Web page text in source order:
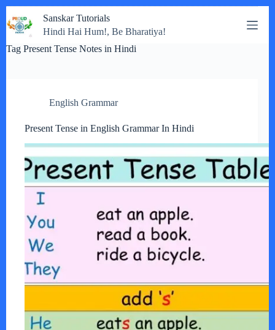
to
content
Sanskar Tutorials
Hindi Hai Hum!, Be Bharatiya!
Tag Present Tense Notes in Hindi
English Grammar
Present Tense in English Grammar In Hindi